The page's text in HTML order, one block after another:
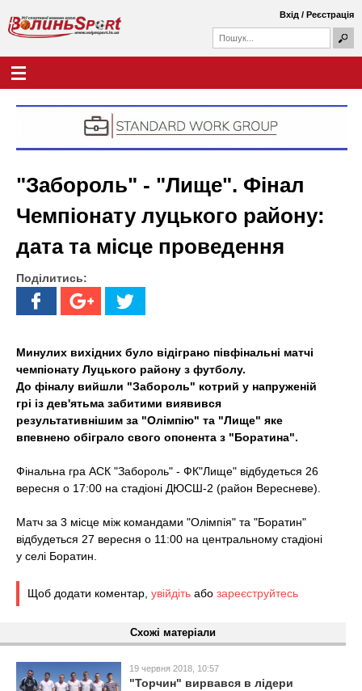
вмісту
В
о
ь
S
p
o
о
у
к
о
в
а
о
м
а
о
ш
Вхід / Реєстрація
"Забороль" - "Лище". Фінал
Чемпіонату луцького району:
дата та місце проведення
Поділитись:
Минулих вихідних було відіграно півфінальні матчі
чемпіонату Луцького району з футболу.
До фіналу вийшли "Забороль" котрий у напруженій
грі із дев'ятьма забитими виявився
результативнішим за "Олімпію" та "Лище" яке
впевнено обіграло свого опонента з "Боратина".
Фінальна гра АСК "Забороль" - ФК"Лище" відбудеться 26
вересня о 17:00 на стадіоні ДЮСШ-2 (район Вересневе).
Матч за 3 місце між командами "Олімпія" та "Боратин"
відбудеться 27 вересня о 11:00 на центральному стадіоні
у селі Боратин.
Щоб додати коментар, увійдіть або зареєструйтесь
Схожі матеріали
19 червня 2018, 10:57
"Торчин" вирвався в лідери